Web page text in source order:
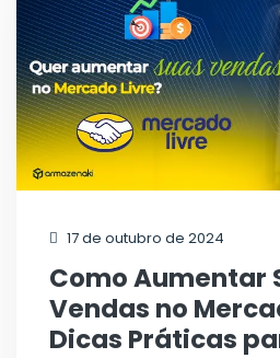
17 de outubro de 2024
Como Aumentar
Vendas no
Dicas Práticas